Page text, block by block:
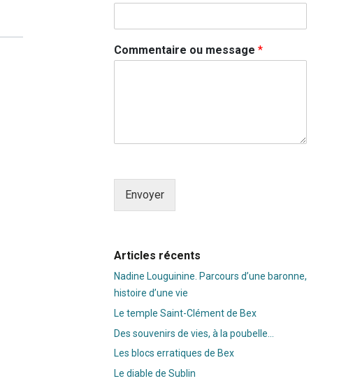
Commentaire ou message *
Envoyer
Articles récents
Nadine Louguinine. Parcours d’une baronne,
histoire d’une vie
Le temple Saint-Clément de Bex
Des souvenirs de vies, à la poubelle…
Les blocs erratiques de Bex
Le diable de Sublin